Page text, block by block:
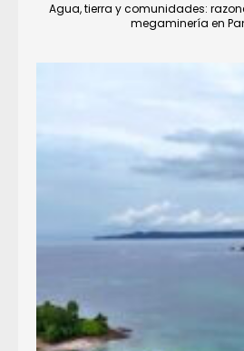
Agua, tierra y comunidades:
megaminería en